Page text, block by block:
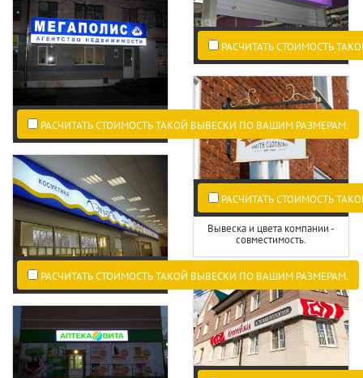
РАСЧИТАТЬ СТОИМОСТЬ
РАСЧИТАТЬ СТОИМОСТЬ ТАКОЙ ВЫВЕСКИ ПО ВАШИМ РАЗМЕРАМ.
РАСЧИТАТЬ СТОИМОСТЬ
Вывеска и цвета компании -
совместимость.
РАСЧИТАТЬ СТОИМОСТЬ ТАКОЙ ВЫВЕСКИ ПО ВАШИМ РАЗМЕРАМ.